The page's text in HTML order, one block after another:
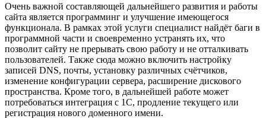
Очень важной составляющей дальнейшего развития и работы
сайта является программинг и улучшение имеющегося
функционала. В рамках этой услуги специалист найдёт баги в
программной части и своевременно устранять их, что
позволит сайту не прерывать свою работу и не отталкивать
пользователей. Также сюда можно включить настройку
записей DNS, почты, установку различных счётчиков,
изменение конфигурации сервера, расширение дискового
пространства. Кроме того, в дальнейшей работе может
потребоваться интеграция с 1С, продление текущего или
регистрация нового доменного имени.